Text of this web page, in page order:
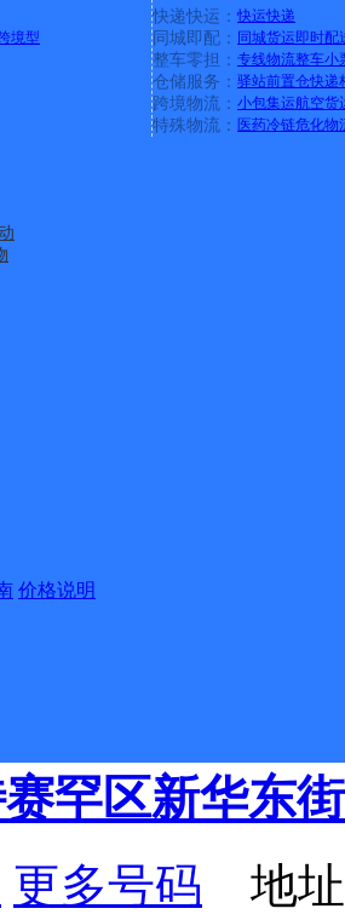
境型
快递快运： 快运快递
同城即配： 同城货运即时配
整车零担： 专线物流整车小
仓储服务： 驿站前置仓快递
跨境物流： 小包集运航空货
特殊物流： 医药冷链危化物
价格说明
更多号码地址
赛罕区如意营
气村便民市
玉泉区新希望
罕区新华东
更多号码 地址